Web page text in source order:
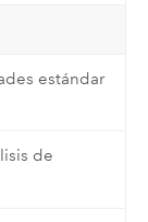
estándar
de